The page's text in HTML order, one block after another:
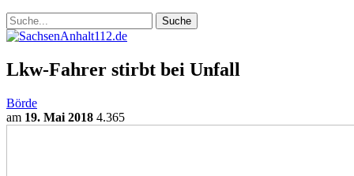
Lkw-Fahrer stirbt bei Unfall
Börde
am 19. Mai 2018 4.365